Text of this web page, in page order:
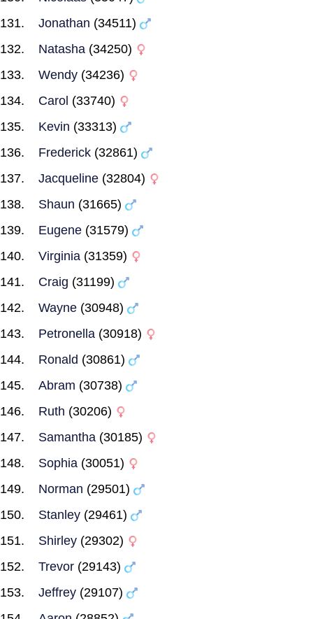
Jonathan (34511)
Natasha (34250)
Wendy (34236)
Carol (33740)
Kevin (33313)
Frederick (32861)
Jacqueline (32804)
Shaun (31665)
Eugene (31579)
Virginia (31359)
Craig (31199)
Wayne (30948)
Petronella (30918)
Ronald (30861)
Abram (30738)
Ruth (30206)
Samantha (30185)
Sophia (30051)
Norman (29501)
Stanley (29461)
Shirley (29302)
Trevor (29143)
Jeffrey (29107)